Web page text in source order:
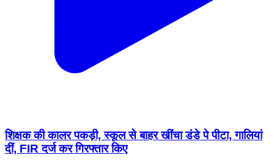
शिक्षक की कालर पकड़ी, स्कूल से बाहर खींचा डंडे पे पीटा, गालियां
दीं, FIR दर्ज कर गिरफ्तार किए